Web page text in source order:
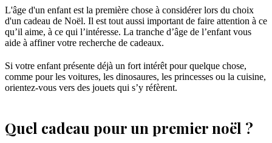
L'âge d'un enfant est la première chose à considérer lors du choix
d'un cadeau de Noël. Il est tout aussi important de faire attention à ce
qu’il aime, à ce qui l’intéresse. La tranche d’âge de l’enfant vous
aide à affiner votre recherche de cadeaux.
Si votre enfant présente déjà un fort intérêt pour quelque chose,
comme pour les voitures, les dinosaures, les princesses ou la cuisine,
orientez-vous vers des jouets qui s’y réfèrent.
Quel cadeau pour un premier noël ?